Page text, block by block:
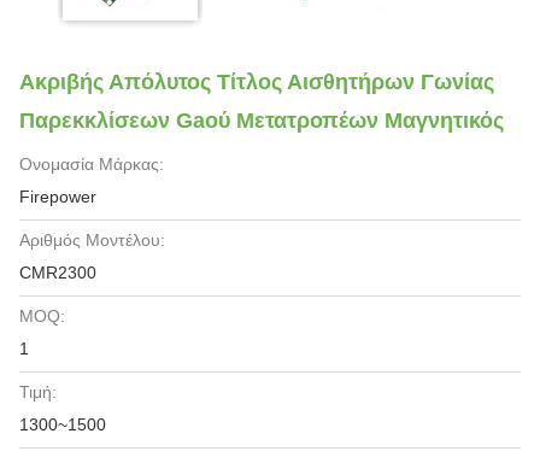
Ακριβής Απόλυτος Τίτλος Αισθητήρων Γωνίας
Παρεκκλίσεων Gaού Μετατροπέων Μαγνητικός
Ονομασία Μάρκας:
Firepower
Αριθμός Μοντέλου:
CMR2300
MOQ:
1
Τιμή:
1300~1500